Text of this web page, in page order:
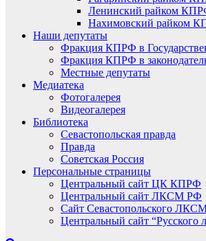
Ленинский райком
Нахимовский райком
Наши депутаты
Фракция КПРФ в
Фракция КПРФ в
Местные депутаты
Медиатека
Фотогалерея
Видеогалерея
Библиотека
Севастопольская правда
Правда
Советская Россия
Персональные страницы
Центральный сайт ЦК КПРФ
Центральный сайт ЛКСМ РФ
Сайт Севастопольского
Центральный сайт “Русского